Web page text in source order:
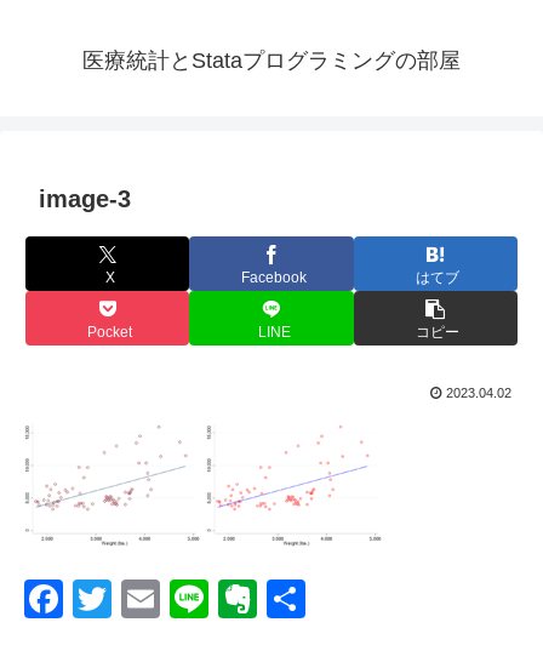
医療統計とStataプログラミングの部屋
image-3
X Facebook はてブ
Pocket LINE コピー
2023.04.02
F
T
E
Li
E